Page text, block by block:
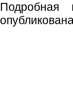
Подробная